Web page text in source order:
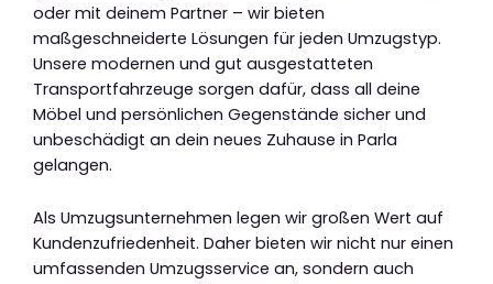
oder mit deinem Partner – wir bieten
maßgeschneiderte Lösungen für jeden Umzugstyp.
Unsere modernen und gut ausgestatteten
Transportfahrzeuge sorgen dafür, dass all deine
Möbel und persönlichen Gegenstände sicher und
unbeschädigt an dein neues Zuhause in Parla
gelangen.
Als Umzugsunternehmen legen wir großen Wert auf
Kundenzufriedenheit. Daher bieten wir nicht nur einen
umfassenden Umzugsservice an, sondern auch